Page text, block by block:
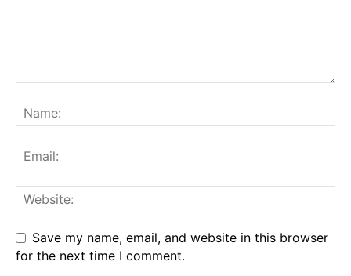
Save my name, email, and website in this browser
for the next time I comment.